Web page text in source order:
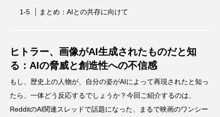
まとめ：AIとの共存に向けて
ヒトラー、画像がAI生成されたものだと知
る：AIの脅威と創造性への不信感
もし、歴史上の人物が、自分の姿がAIによって再現されたと知っ
たら、一体どう反応するでしょうか？今回ご紹介するのは、
RedditのAI関連スレッドで話題になった、まるで映画のワンシー